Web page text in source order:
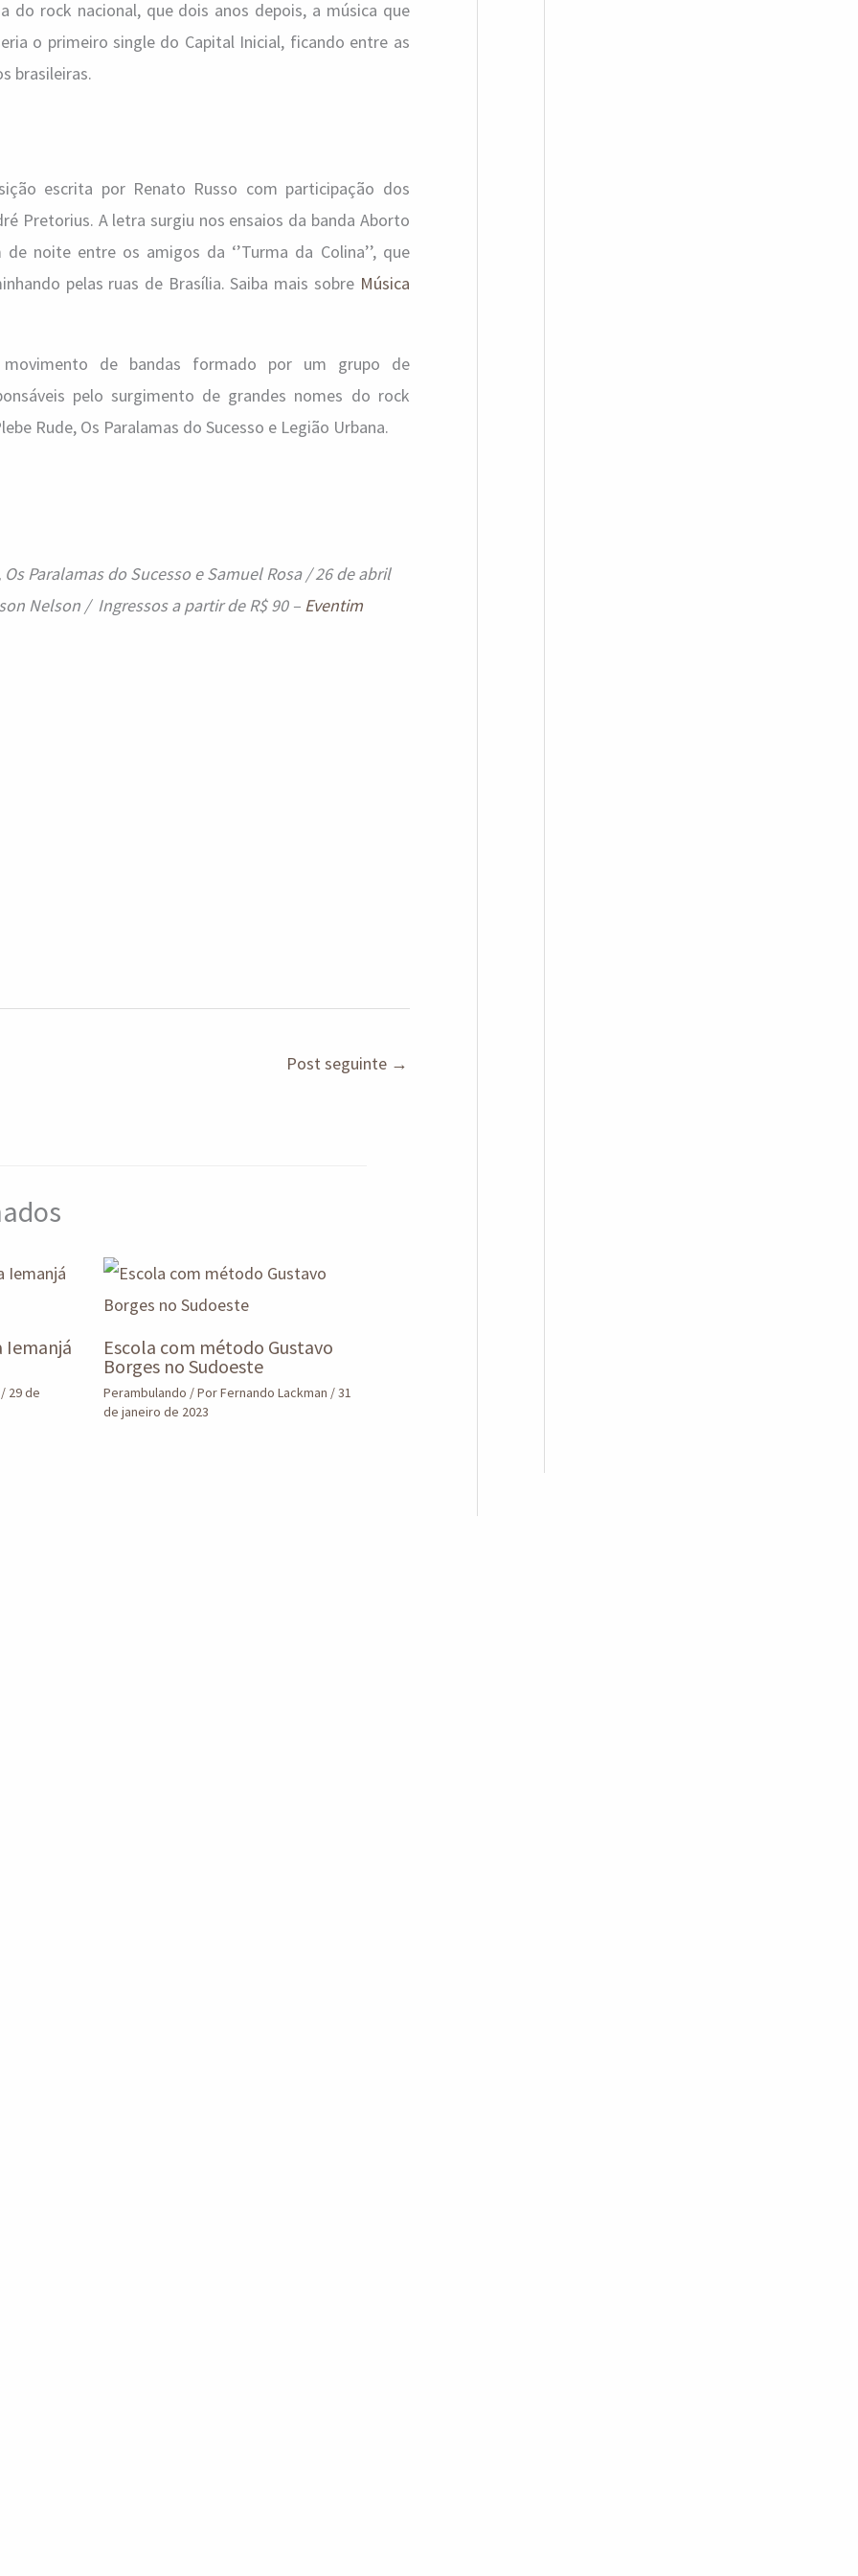
do rock nacional, que dois anos depois, a música que
o primeiro single do Capital Inicial, ficando entre as
brasileiras.
escrita por Renato Russo com participação dos
Pretorius. A letra surgiu nos ensaios da banda Aborto
noite entre os amigos da ‘’Turma da Colina’’, que
pelas ruas de Brasília. Saiba mais sobre Música
de bandas formado por um grupo de
pelo surgimento de grandes nomes do rock
Rude, Os Paralamas do Sucesso e Legião Urbana.
Paralamas do Sucesso e Samuel Rosa / 26 de abril
Nelson / Ingressos a partir de R$ 90 – Eventim
Post seguinte →
Iemanjá
/ 29 de
Escola com método Gustavo
Borges no Sudoeste
Perambulando / PorFernando Lackman /31
de janeiro de 2023